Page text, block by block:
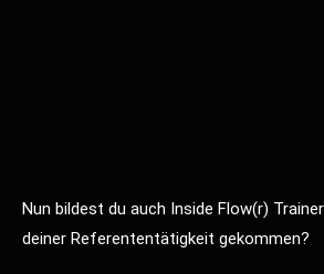
Nun bildest du auch Inside Flow(r)
deiner Referententätigkeit gekommen?